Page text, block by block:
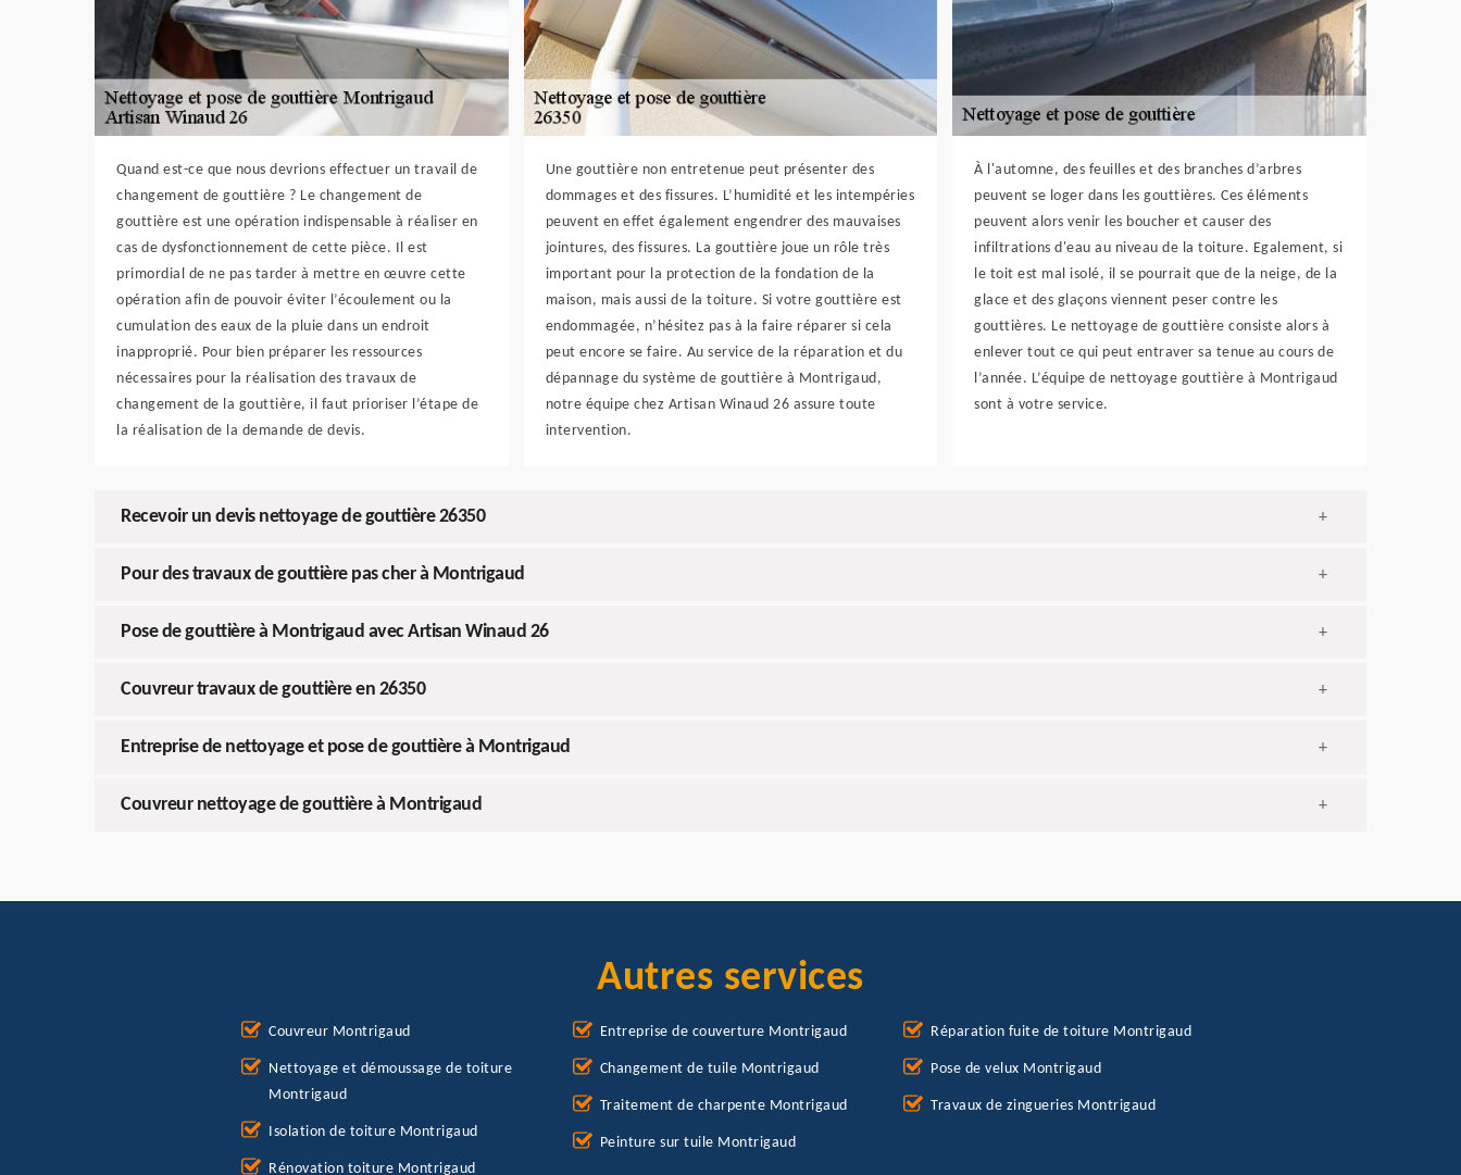
Quand est-ce que nous devrions effectuer un travail de
changement de gouttière ? Le changement de
gouttière est une opération indispensable à réaliser en
cas de dysfonctionnement de cette pièce. Il est
primordial de ne pas tarder à mettre en œuvre cette
opération afin de pouvoir éviter l’écoulement ou la
cumulation des eaux de la pluie dans un endroit
inapproprié. Pour bien préparer les ressources
nécessaires pour la réalisation des travaux de
changement de la gouttière, il faut prioriser l’étape de
la réalisation de la demande de devis.
Une gouttière non entretenue peut présenter des
dommages et des fissures. L’humidité et les intempéries
peuvent en effet également engendrer des mauvaises
jointures, des fissures. La gouttière joue un rôle très
important pour la protection de la fondation de la
maison, mais aussi de la toiture. Si votre gouttière est
endommagée, n’hésitez pas à la faire réparer si cela
peut encore se faire. Au service de la réparation et du
dépannage du système de gouttière à Montrigaud,
notre équipe chez Artisan Winaud 26 assure toute
intervention.
À l'automne, des feuilles et des branches d’arbres
peuvent se loger dans les gouttières. Ces éléments
peuvent alors venir les boucher et causer des
infiltrations d'eau au niveau de la toiture. Egalement, si
le toit est mal isolé, il se pourrait que de la neige, de la
glace et des glaçons viennent peser contre les
gouttières. Le nettoyage de gouttière consiste alors à
enlever tout ce qui peut entraver sa tenue au cours de
l’année. L’équipe de nettoyage gouttière à Montrigaud
sont à votre service.
Recevoir un devis nettoyage de gouttière 26350 +
Pour des travaux de gouttière pas cher à Montrigaud +
Pose de gouttière à Montrigaud avec Artisan Winaud 26 +
Couvreur travaux de gouttière en 26350 +
Entreprise de nettoyage et pose de gouttière à Montrigaud +
Couvreur nettoyage de gouttière à Montrigaud +
Autres services
Couvreur Montrigaud
Nettoyage et démoussage de toiture
Montrigaud
Isolation de toiture Montrigaud
Rénovation toiture Montrigaud
Entreprise de couverture Montrigaud
Changement de tuile Montrigaud
Traitement de charpente Montrigaud
Peinture sur tuile Montrigaud
Réparation fuite de toiture Montrigaud
Pose de velux Montrigaud
Travaux de zingueries Montrigaud